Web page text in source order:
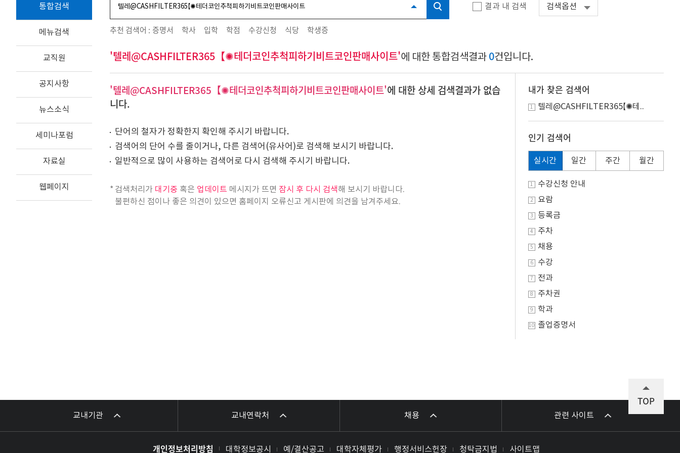
통합검색
메뉴검색
교직원
공지사항
뉴스소식
세미나포럼
자료실
웹페이지
결과 내 검색 검색옵션
추천 검색어 : 증명서 학사 입학 학점 수강신청 식당 학생증
'텔레@CASHFILTER365【✺테더코인추척피하기비트코인판매사이트'에 대한 통합검색결과 0건입니다.
'텔레@CASHFILTER365【✺테더코인추척피하기비트코인판매사이트'에 대한 상세 검색결과가 없습
니다.
단어의 철자가 정확한지 확인해 주시기 바랍니다.
검색어의 단어 수를 줄이거나, 다른 검색어(유사어)로 검색해 보시기 바랍니다.
일반적으로 많이 사용하는 검색어로 다시 검색해 주시기 바랍니다.
검색처리가 대기중 혹은 업데이트 메시지가 뜨면 잠시 후 다시 검색해 보시기 바랍니다.
불편하신 점이나 좋은 의견이 있으면 홈페이지 오류신고 게시판에 의견을 남겨주세요.
내가 찾은 검색어
1 텔레@CASHFILTER365【✺테..
인기 검색어
실시간 일간 주간 월간
1 수강신청 안내
2 요람
3 등록금
4 주차
5 채용
6 수강
7 전과
8 주차권
9 학과
10 졸업증명서
교내기관 교내연락처 채용 관련 사이트
개인정보처리방침 대학정보공시 예/결산공고 대학자체평가 행정서비스헌장 청탁금지법 사이트맵
TOP